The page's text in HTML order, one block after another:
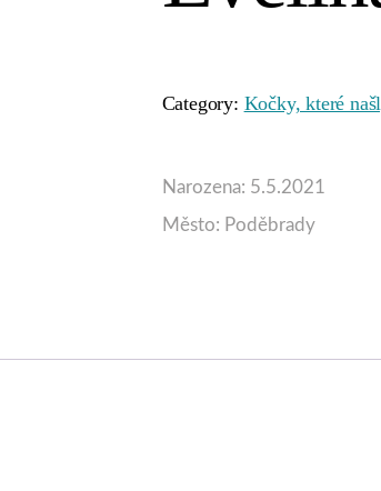
Category: Kočky, které
Narozena: 5.5.2021
Město: Poděbrady